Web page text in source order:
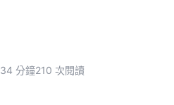
34 分鐘210 次閱讀